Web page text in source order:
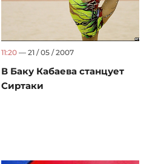
11:20 — 21 / 05 / 2007
В Баку Кабаева станцует
Сиртаки